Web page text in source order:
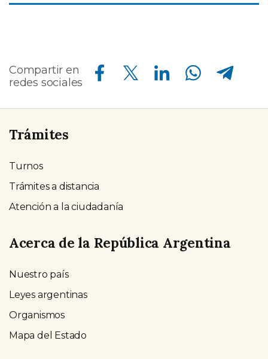
Compartir en
redes sociales
Compartir en Facebook Compartir en Twitter Compartir en Linkedin Compartir en Whatsapp
Trámites
Turnos
Trámites a distancia
Atención a la ciudadanía
Acerca de la República Argentina
Nuestro país
Leyes argentinas
Organismos
Mapa del Estado